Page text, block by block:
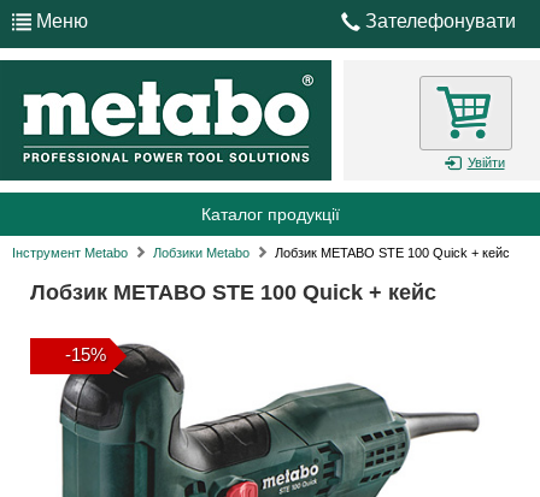
Меню Зателефонувати
Увійти
Каталог продукції
Інструмент Metabo Лобзики Metabo Лобзик METABO STE 100 Quick + кейс
Лобзик METABO STE 100 Quick + кейс
-15%